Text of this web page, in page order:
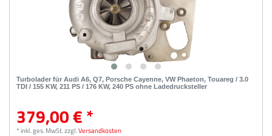
Turbolader für Audi A6, Q7, Porsche Cayenne, VW Phaeton, Touareg / 3.0
TDI / 155 KW, 211 PS / 176 KW, 240 PS ohne Ladedrucksteller
379,00 € *
*inkl. ges. MwSt.zzgl.Versandkosten